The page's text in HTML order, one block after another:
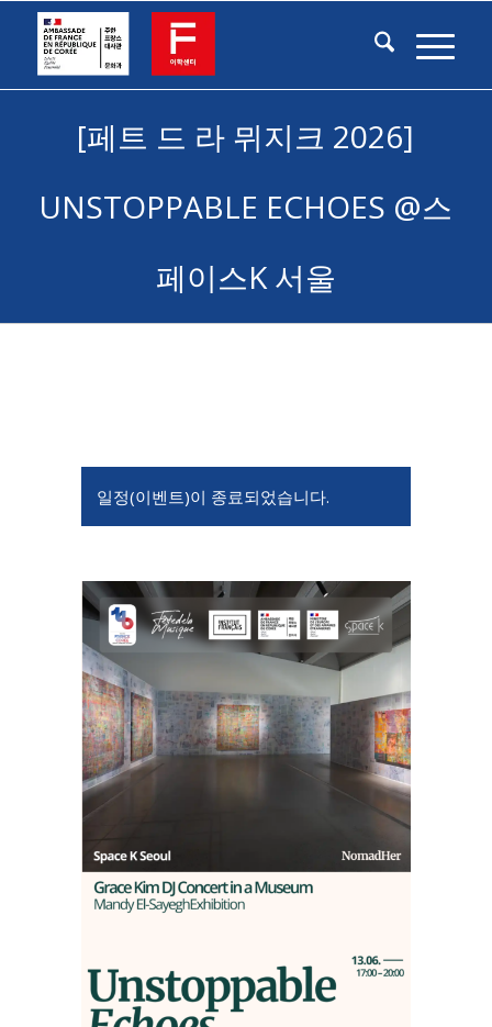
[페트 드 라 뮈지크 2026]
UNSTOPPABLE ECHOES @스
페이스K 서울
일정(이벤트)이 종료되었습니다.